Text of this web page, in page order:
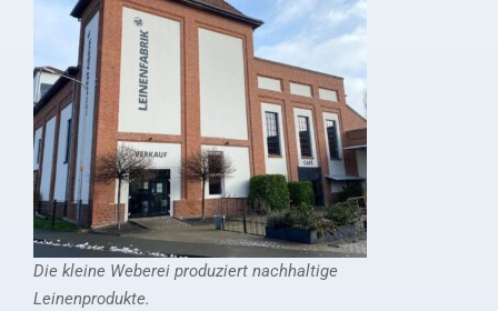
Die kleine Weberei produziert nachhaltige
Leinenprodukte.